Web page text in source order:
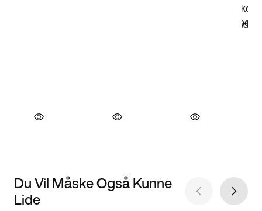
Du Vil Måske Også Kunne
Lide